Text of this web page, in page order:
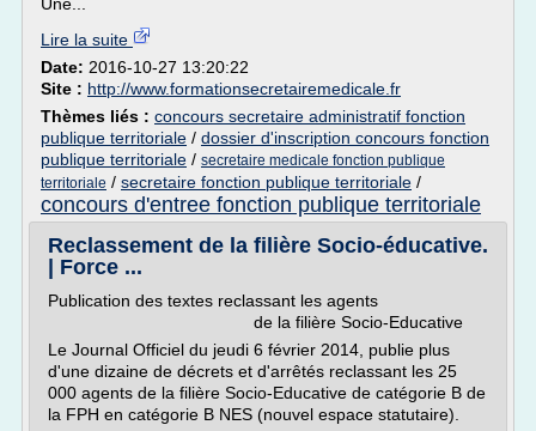
Lire la suite
Date: 2016-10-27 13:20:22
Site : http://www.formationsecretairemedicale.fr
Thèmes liés : concours secretaire administratif fonction
publique territoriale / dossier d'inscription concours fonction
publique territoriale / secretaire medicale fonction publique
territoriale / secretaire fonction publique territoriale /
concours d'entree fonction publique territoriale
Reclassement de la filière Socio-éducative.
| Force ...
Publication des textes reclassant les agents
de la filière Socio-Educative
Le Journal Officiel du jeudi 6 février 2014, publie plus
d'une dizaine de décrets et d'arrêtés reclassant les 25
000 agents de la filière Socio-Educative de catégorie B de
la FPH en catégorie B NES (nouvel espace statutaire).